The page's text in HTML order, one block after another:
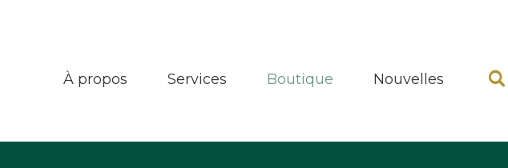
À propos Services Boutique
Nouvelles